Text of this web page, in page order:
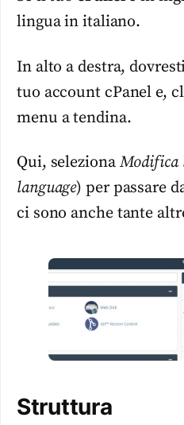
lingua in italiano.
In alto a destra,
tuo account cPanel e,
menu a tendina.
Qui, seleziona Modifica
language) per passare
ci sono anche tante
Struttura